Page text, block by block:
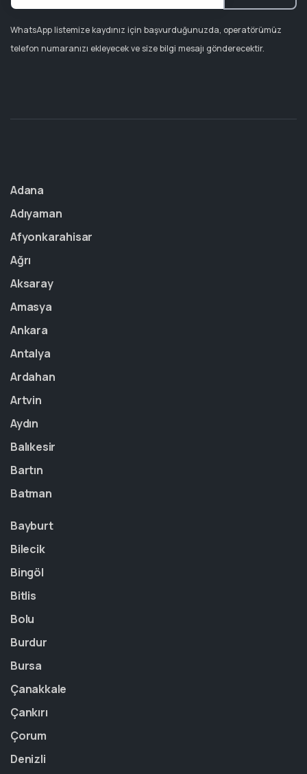
WhatsApp listemize kaydınız için başvurduğunuzda, operatörümüz
telefon numaranızı ekleyecek ve size bilgi mesajı gönderecektir.
Adana
Adıyaman
Afyonkarahisar
Ağrı
Aksaray
Amasya
Ankara
Antalya
Ardahan
Artvin
Aydın
Balıkesir
Bartın
Batman
Bayburt
Bilecik
Bingöl
Bitlis
Bolu
Burdur
Bursa
Çanakkale
Çankırı
Çorum
Denizli